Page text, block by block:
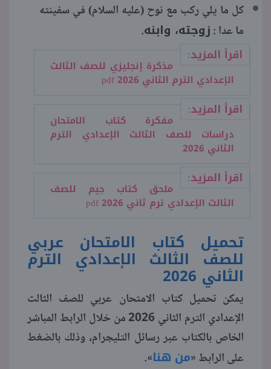
كل ما يلي ركب مع نوح (عليه السلام) في سفينته
ما عدا :زوجته، وابنه.
اقرأ المزيد:
مذكرة إنجليزي للصف الثالث
الإعدادي الترم الثاني 2026 pdf
اقرأ المزيد:
مفكرة كتاب الامتحان
دراسات للصف الثالث الإعدادي الترم
الثاني 2026
اقرأ المزيد:
ملحق كتاب جيم للصف
الثالث الإعدادي ترم ثاني 2026 pdf
تحميل كتاب الامتحان عربي
للصف الثالث الإعدادي الترم
الثاني 2026
يمكن تحميل كتاب الامتحان عربي للصف الثالث
الإعدادي الترم الثاني 2026 من خلال الرابط المباشر
الخاص بالكتاب عبر رسائل التليجرام، وذلك بالضغط
على الرابط «من هنا».